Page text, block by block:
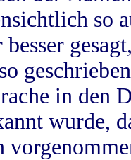
so
in
wurde,